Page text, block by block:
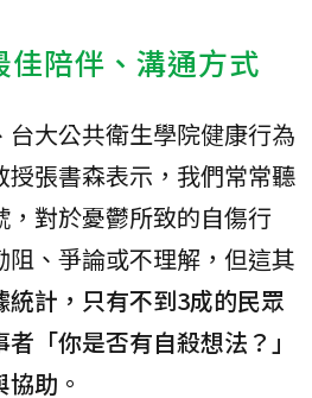
佳陪伴、溝通方式
台大公共衛生學院健康行為
張書森表示，我們常常聽
對於憂鬱所致的自傷行
、爭論或不理解，但這其
統計，只有不到3成的民眾
「你是否有自殺想法？」
協助 。